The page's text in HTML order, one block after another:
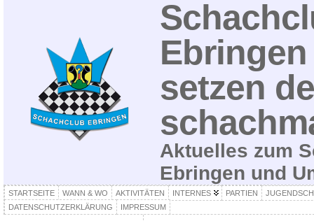
setzen
Aktuelles zum
Ebringen und
STARTSEITE WANN & WO AKTIVITÄTEN INTERNES PARTIEN
DATENSCHUTZERKLÄRUNG
IMPRESSUM